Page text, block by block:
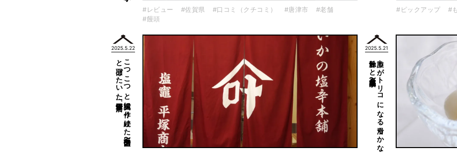
#レビュー #佐賀県 #口コミ（クチコミ） #唐津市
#老舗
#饅頭
#ピックアップ #
2025.5.22
こ
つ
こ
つ
と
誠実に
作り
続け
た
塩辛〜全国区へ
と
羽ば
た
い
た
「平塚商店」〜
2025.5.21
誰も
が
ト
リ
コ
に
な
る
滑ら
か
な
舌触り
と
食感〜白玉団子～